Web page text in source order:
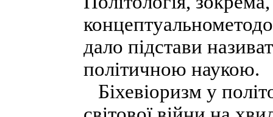
дало підстави
політичною наукою.
Біхевіоризм у